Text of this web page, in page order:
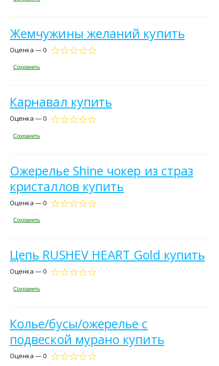
Жемчужины желаний купить
Оценка — 0
Сохранить
Карнавал купить
Оценка — 0
Сохранить
Ожерелье Shine чокер из страз
кристаллов купить
Оценка — 0
Сохранить
Цепь RUSHEV HEART Gold купить
Оценка — 0
Сохранить
Колье/бусы/ожерелье с
подвеской мурано купить
Оценка — 0